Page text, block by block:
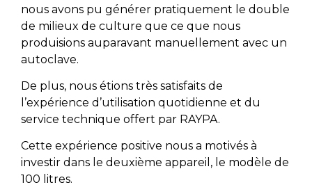
nous avons pu générer pratiquement le double
de milieux de culture que ce que nous
produisions auparavant manuellement avec un
autoclave.
De plus, nous étions très satisfaits de
l’expérience d’utilisation quotidienne et du
service technique offert par RAYPA.
Cette expérience positive nous a motivés à
investir dans le deuxième appareil, le modèle de
100 litres.